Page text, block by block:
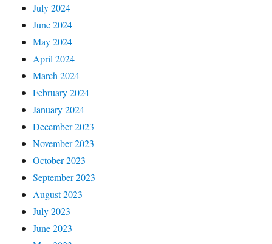
July 2024
June 2024
May 2024
April 2024
March 2024
February 2024
January 2024
December 2023
November 2023
October 2023
September 2023
August 2023
July 2023
June 2023